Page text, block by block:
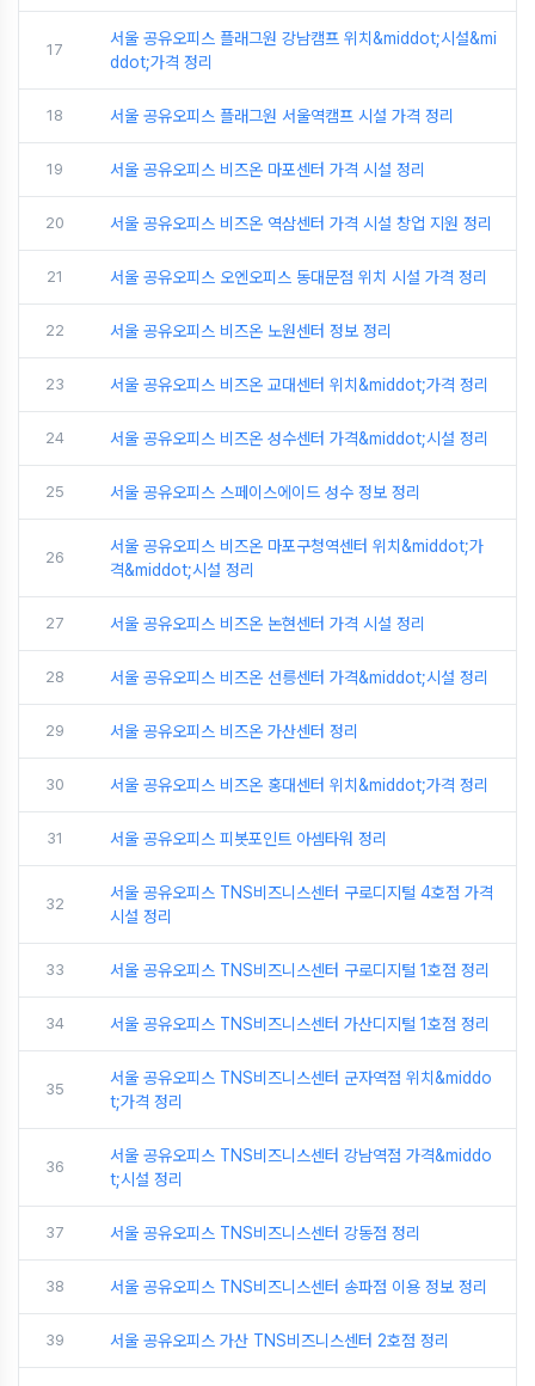
17
서울 공유오피스 플래그원 강남캠프 위치&middot;시설&mi
ddot;가격 정리
18 서울 공유오피스 플래그원 서울역캠프 시설 가격 정리
19 서울 공유오피스 비즈온 마포센터 가격 시설 정리
20 서울 공유오피스 비즈온 역삼센터 가격 시설 창업 지원 정리
21 서울 공유오피스 오엔오피스 동대문점 위치 시설 가격 정리
22 서울 공유오피스 비즈온 노원센터 정보 정리
23 서울 공유오피스 비즈온 교대센터 위치&middot;가격 정리
24 서울 공유오피스 비즈온 성수센터 가격&middot;시설 정리
25 서울 공유오피스 스페이스에이드 성수 정보 정리
26
서울 공유오피스 비즈온 마포구청역센터 위치&middot;가
격&middot;시설 정리
27 서울 공유오피스 비즈온 논현센터 가격 시설 정리
28 서울 공유오피스 비즈온 선릉센터 가격&middot;시설 정리
29 서울 공유오피스 비즈온 가산센터 정리
30 서울 공유오피스 비즈온 홍대센터 위치&middot;가격 정리
31 서울 공유오피스 피봇포인트 아셈타워 정리
32
서울 공유오피스 TNS비즈니스센터 구로디지털 4호점 가격
시설 정리
33 서울 공유오피스 TNS비즈니스센터 구로디지털 1호점 정리
34 서울 공유오피스 TNS비즈니스센터 가산디지털 1호점 정리
35
서울 공유오피스 TNS비즈니스센터 군자역점 위치&middo
t;가격 정리
36
서울 공유오피스 TNS비즈니스센터 강남역점 가격&middo
t;시설 정리
37 서울 공유오피스 TNS비즈니스센터 강동점 정리
38 서울 공유오피스 TNS비즈니스센터 송파점 이용 정보 정리
39 서울 공유오피스 가산 TNS비즈니스센터 2호점 정리